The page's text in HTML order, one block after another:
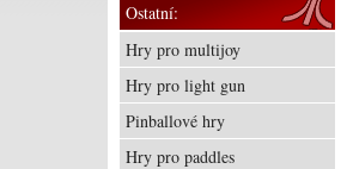
Ostatní:
Hry pro multijoy
Hry pro light gun
Pinballové hry
Hry pro paddles